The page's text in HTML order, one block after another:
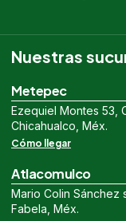
Nuestras
Metepec
Ezequiel Montes 53,
Chicahualco, Méx.
Cómo llegar
Atlacomulco
Mario Colin Sánchez
Fabela, Méx.